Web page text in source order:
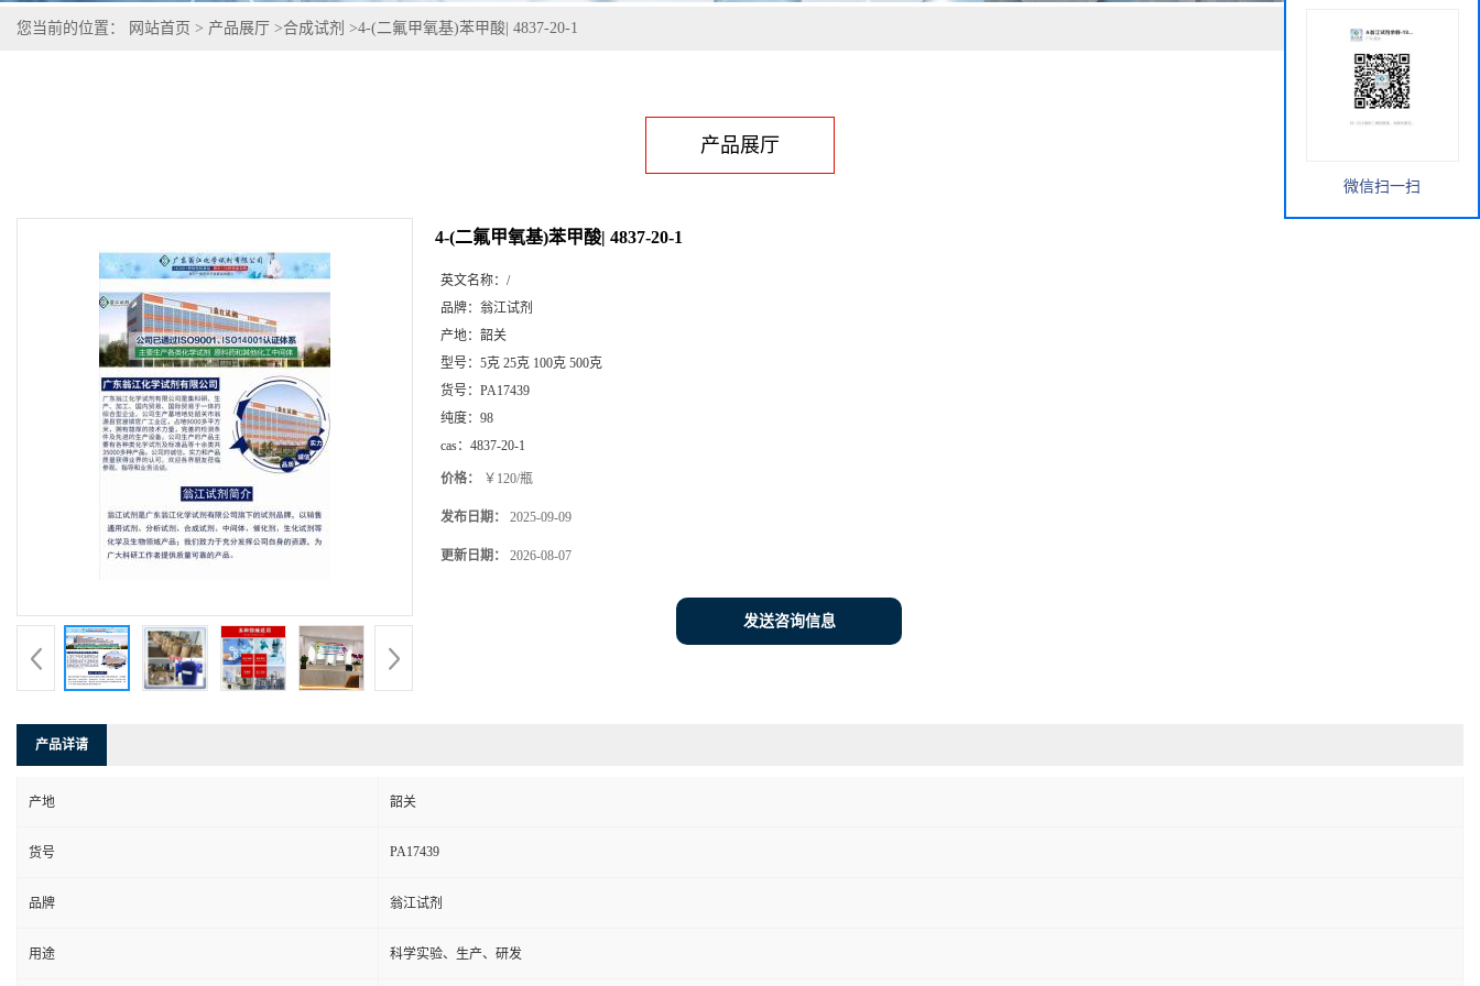
您当前的位置： 网站首页 > 产品展厅 >合成试剂 >4-(二氟甲氧基)苯甲酸| 4837-20-1
产品展厅
4-(二氟甲氧基)苯甲酸| 4837-20-1
英文名称： /
品牌： 翁江试剂
产地： 韶关
型号： 5克 25克 100克 500克
货号： PA17439
纯度： 98
cas： 4837-20-1
价格： ￥120/瓶
发布日期： 2025-09-09
更新日期： 2026-08-07
发送咨询信息
产品详请
产地 韶关
货号 PA17439
品牌 翁江试剂
用途 科学实验、生产、研发
微信扫一扫